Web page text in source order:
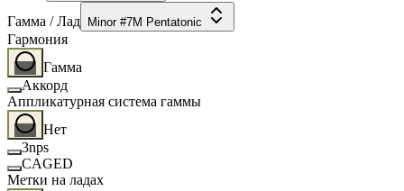
Гамма / Лад Minor #7M Pentatonic
Гармония
Гамма
Аккорд
Аппликатурная система гаммы
Нет
3nps
CAGED
Метки на ладах